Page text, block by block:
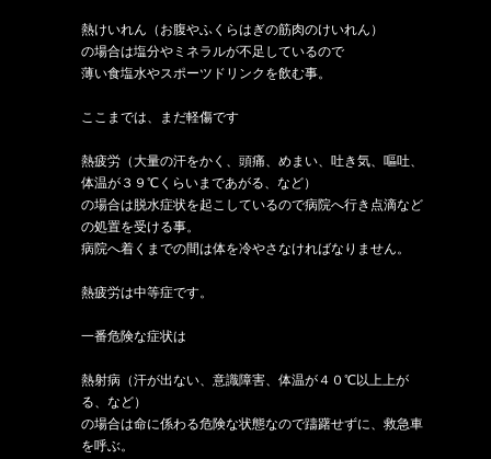
熱けいれん（お腹やふくらはぎの筋肉のけいれん）
の場合は塩分やミネラルが不足しているので
薄い食塩水やスポーツドリンクを飲む事。
ここまでは、まだ軽傷です
熱疲労（大量の汗をかく、頭痛、めまい、吐き気、嘔吐、
体温が３９℃くらいまであがる、など）
の場合は脱水症状を起こしているので病院へ行き点滴など
の処置を受ける事。
病院へ着くまでの間は体を冷やさなければなりません。
熱疲労は中等症です。
一番危険な症状は
熱射病（汗が出ない、意識障害、体温が４０℃以上上が
る、など）
の場合は命に係わる危険な状態なので躊躇せずに、救急車
を呼ぶ。